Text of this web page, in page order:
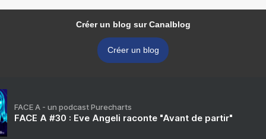
Créer un blog sur Canalblog
Créer un blog
FACE A - un podcast Purecharts
FACE A #30 : Eve Angeli raconte "Avant de partir"